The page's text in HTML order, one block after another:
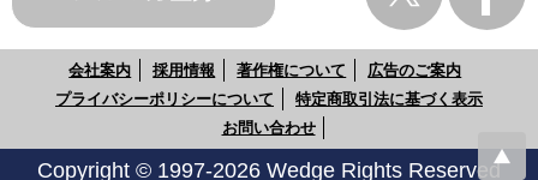
会社案内 採用情報 著作権について
広告のご案内
プライバシーポリシーについて
特定商取引法に基づく表示
お問い合わせ
Copyright © 1997-2026 Wedge Rights Reserved